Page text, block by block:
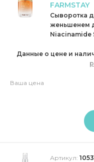
FARMSTAY
Сыворотка
женьшенем
Niacinamide
Данные о цене и
Ваша цена
Артикул: